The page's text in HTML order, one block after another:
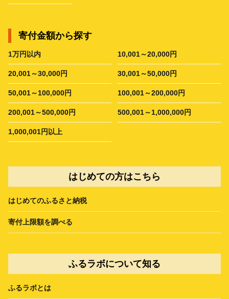
寄付金額から探す
1万円以内 10,001～20,000円
20,001～30,000円 30,001～50,000円
50,001～100,000円 100,001～200,000円
200,001～500,000円 500,001～1,000,000円
1,000,001円以上
はじめての方はこちら
はじめてのふるさと納税
寄付上限額を調べる
ふるラボについて知る
ふるラボとは